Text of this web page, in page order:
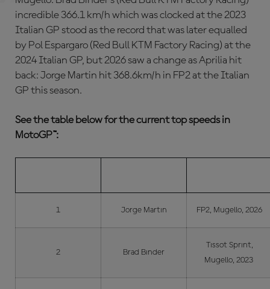
incredible 366.1 km/h which was clocked at the 2023
Italian GP stood as the record that was later equalled
by Pol Espargaro (Red Bull KTM Factory Racing) at the
2024 Italian GP, but 2026 saw a change as Aprilia hit
back: Jorge Martin hit 368.6km/h in FP2 at the Italian
GP this season.
See the table below for the current top speeds in
MotoGP™:
1 Jorge Martin FP2, Mugello, 2026
2 Brad Binder
Tissot Sprint,
Mugello, 2023